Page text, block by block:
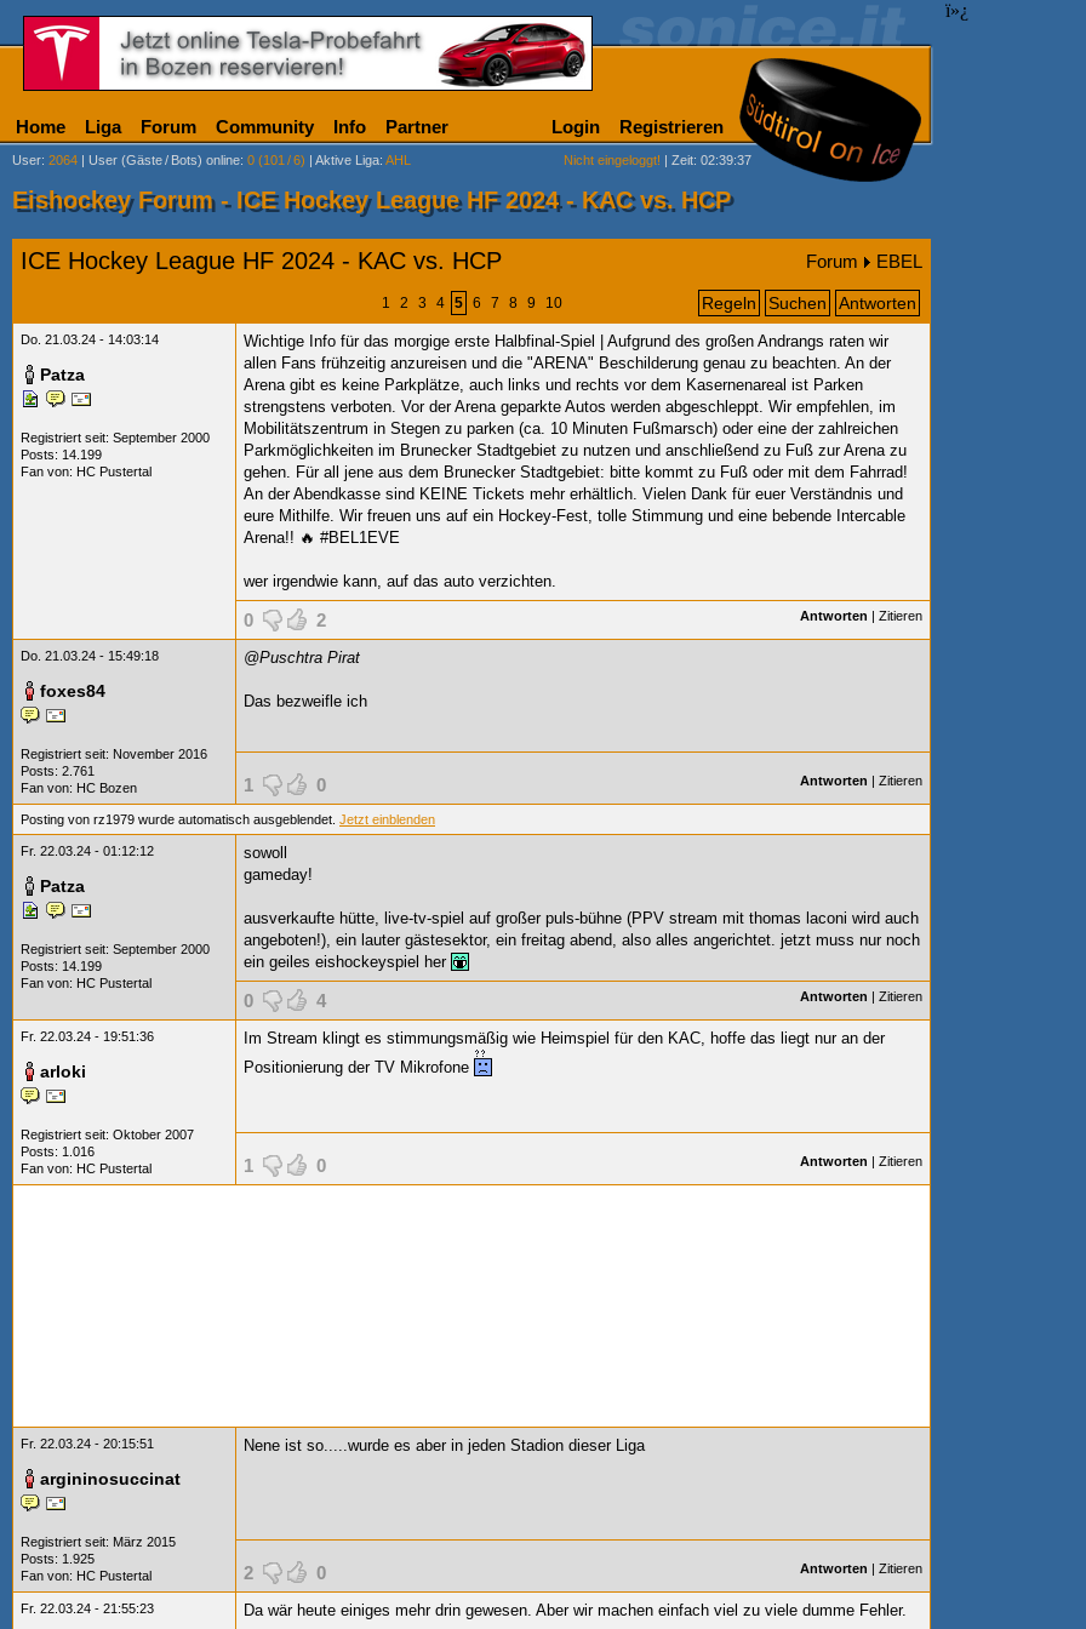
ï»¿
Home Liga Forum Community Info Partner Login Registrieren
User: 2064 | User (Gäste/ Bots) online: 0 (101 /6) | Aktive Liga: AHL Nicht eingeloggt! | Zeit: 02:39:37
Eishockey Forum - ICE Hockey League HF 2024 - KAC vs. HCP
ICE Hockey League HF 2024 - KAC vs. HCP Forum EBEL
1 2 3 4 5 6 7 8 9 10 Regeln Suchen Antworten
Do. 21.03.24 - 14:03:14
Patza
Registriert seit: September 2000
Posts: 14.199
Fan von: HC Pustertal
Wichtige Info für das morgige erste Halbfinal-Spiel | Aufgrund des großen Andrangs raten wir
allen Fans frühzeitig anzureisen und die "ARENA" Beschilderung genau zu beachten. An der
Arena gibt es keine Parkplätze, auch links und rechts vor dem Kasernenareal ist Parken
strengstens verboten. Vor der Arena geparkte Autos werden abgeschleppt. Wir empfehlen, im
Mobilitätszentrum in Stegen zu parken (ca. 10 Minuten Fußmarsch) oder eine der zahlreichen
Parkmöglichkeiten im Brunecker Stadtgebiet zu nutzen und anschließend zu Fuß zur Arena zu
gehen. Für all jene aus dem Brunecker Stadtgebiet: bitte kommt zu Fuß oder mit dem Fahrrad!
An der Abendkasse sind KEINE Tickets mehr erhältlich. Vielen Dank für euer Verständnis und
eure Mithilfe. Wir freuen uns auf ein Hockey-Fest, tolle Stimmung und eine bebende Intercable
Arena!! 🔥 #BEL1EVE
wer irgendwie kann, auf das auto verzichten.
0 2 Antworten | Zitieren
Do. 21.03.24 - 15:49:18
foxes84
Registriert seit: November 2016
Posts: 2.761
Fan von: HC Bozen
@Puschtra Pirat
Das bezweifle ich
1 0 Antworten | Zitieren
Posting von rz1979 wurde automatisch ausgeblendet. Jetzt einblenden
Fr. 22.03.24 - 01:12:12
Patza
Registriert seit: September 2000
Posts: 14.199
Fan von: HC Pustertal
sowoll
gameday!
ausverkaufte hütte, live-tv-spiel auf großer puls-bühne (PPV stream mit thomas laconi wird auch
angeboten!), ein lauter gästesektor, ein freitag abend, also alles angerichtet. jetzt muss nur noch
ein geiles eishockeyspiel her
0 4 Antworten | Zitieren
Fr. 22.03.24 - 19:51:36
arloki
Registriert seit: Oktober 2007
Posts: 1.016
Fan von: HC Pustertal
Im Stream klingt es stimmungsmäßig wie Heimspiel für den KAC, hoffe das liegt nur an der
Positionierung der TV Mikrofone
1 0 Antworten | Zitieren
Fr. 22.03.24 - 20:15:51
argininosuccinat
Registriert seit: März 2015
Posts: 1.925
Fan von: HC Pustertal
Nene ist so.....wurde es aber in jeden Stadion dieser Liga
2 0 Antworten | Zitieren
Fr. 22.03.24 - 21:55:23 Da wär heute einiges mehr drin gewesen. Aber wir machen einfach viel zu viele dumme Fehler.